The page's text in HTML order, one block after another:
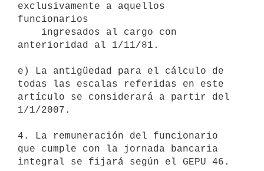
exclusivamente a aquellos
funcionarios
anterioridad al 1/11/81.
e) La antigüedad para el cálculo de
todas las escalas referidas en este
artículo se considerará a partir del
1/1/2007.
4. La remuneración del funcionario
que cumple con la jornada bancaria
integral se fijará según el GEPU 46.